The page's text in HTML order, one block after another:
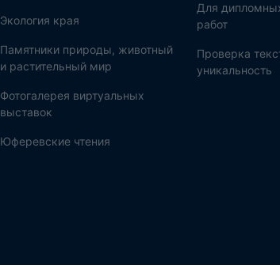
Экология края
Памятники природы, животный
и растительный мир
Фотогалерея виртуальных
выставок
Юферевские чтения
Для
работ
Проверка
уникальность